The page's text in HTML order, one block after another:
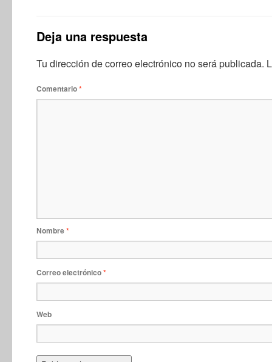
Deja una respuesta
Tu dirección de correo electrónico no será publicada.
Comentario*
Nombre*
Correo electrónico*
Web